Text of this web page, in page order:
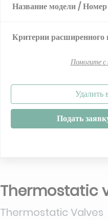
Название модели /
Критерии расширенного
Помогите с
Удалить
Подать
Thermostatic
Thermostatic Valves